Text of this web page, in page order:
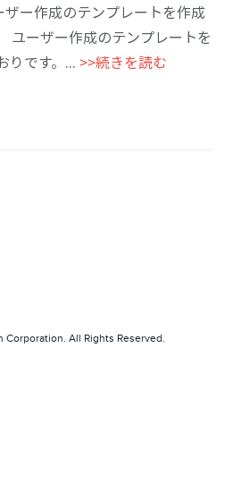
ー作成のテンプレートを作成
ユーザー作成のテンプレートを
りです。... >>続きを読む
Corporation. All Rights Reserved.